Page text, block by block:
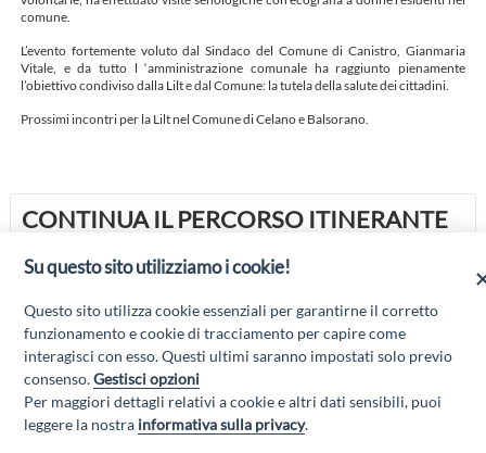
comune.
L’evento fortemente voluto dal Sindaco del Comune di Canistro, Gianmaria
Vitale, e da tutto l ‘amministrazione comunale ha raggiunto pienamente
l’obiettivo condiviso dalla Lilt e dal Comune: la tutela della salute dei cittadini.
Prossimi incontri per la Lilt nel Comune di Celano e Balsorano.
CONTINUA IL PERCORSO ITINERANTE
GRATUITE
CANISTRO
“Attività cofinanziate dal PSR 2014/2020 Abruzzo - mis. 19 PSL La Terra dei
M@rsi - Fondo FEASR; Sottomisura 19.2; Tipologia di intervento 19.2.1
Su questo sito utilizziamo i cookie!
Questo sito utilizza cookie essenziali per garantirne il corretto
funzionamento e cookie di tracciamento per capire come
interagisci con esso. Questi ultimi saranno impostati solo previo
consenso.Gestisci opzioni
Per maggiori dettagli relativi a cookie e altri dati sensibili, puoi
leggere la nostra informativa sulla privacy.